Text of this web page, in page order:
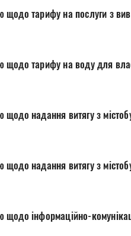
щодо тарифу на послуги з
щодо тарифу на воду для
надання витягу з
надання витягу з
щодо інформаційно-